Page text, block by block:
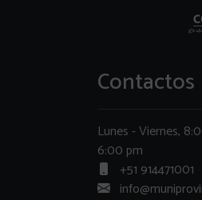
Contactos
Lunes - Viernes,
6:00 pm
+51 914471001